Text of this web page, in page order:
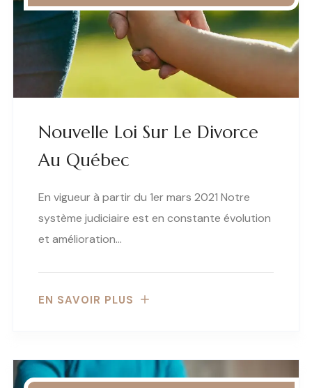
Nouvelle Loi Sur Le Divorce
Au Québec
En vigueur à partir du 1er mars 2021 Notre
système judiciaire est en constante évolution
et amélioration…
EN SAVOIR PLUS